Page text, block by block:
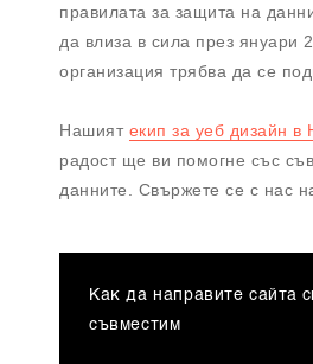
правилата за защита на
да влиза в сила през януари
организация трябва да се
Нашият екип за уеб дизайн
радост ще ви помогне със
данните. Свържете се с нас
Как да направите сайта
съвместим